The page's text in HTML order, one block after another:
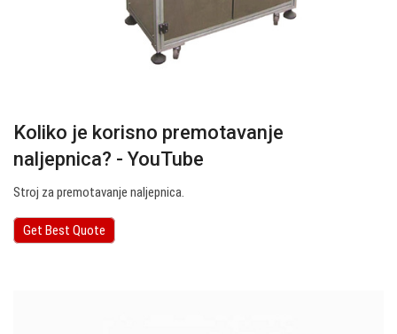
Koliko je korisno premotavanje
naljepnica? - YouTube
Stroj za premotavanje naljepnica.
Get Best Quote